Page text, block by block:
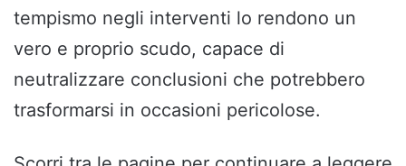
tempismo negli interventi lo rendono un
vero e proprio scudo, capace di
neutralizzare conclusioni che potrebbero
trasformarsi in occasioni pericolose.